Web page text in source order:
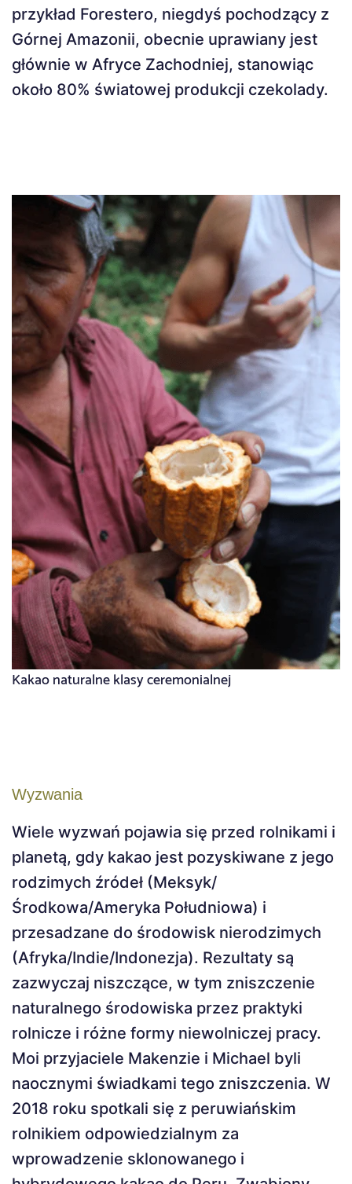
przykład Forestero, niegdyś pochodzący z
Górnej Amazonii, obecnie uprawiany jest
głównie w Afryce Zachodniej, stanowiąc
około 80% światowej produkcji czekolady.
Kakao naturalne klasy ceremonialnej
Wyzwania
Wiele wyzwań pojawia się przed rolnikami i
planetą, gdy kakao jest pozyskiwane z jego
rodzimych źródeł (Meksyk/
Środkowa/Ameryka Południowa) i
przesadzane do środowisk nierodzimych
(Afryka/Indie/Indonezja). Rezultaty są
zazwyczaj niszczące, w tym zniszczenie
naturalnego środowiska przez praktyki
rolnicze i różne formy niewolniczej pracy.
Moi przyjaciele Makenzie i Michael byli
naocznymi świadkami tego zniszczenia. W
2018 roku spotkali się z peruwiańskim
rolnikiem odpowiedzialnym za
wprowadzenie sklonowanego i